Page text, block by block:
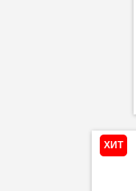
ХИТ